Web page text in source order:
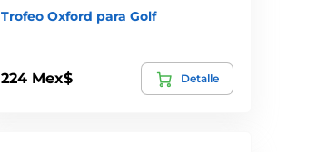
Trofeo Oxford para Golf
224 Mex$ Detalle